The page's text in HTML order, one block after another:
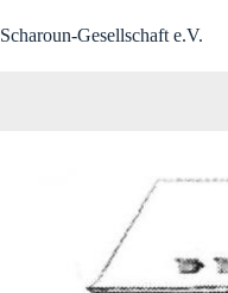
Inhalt
Scharoun-Gesellschaft e.V.